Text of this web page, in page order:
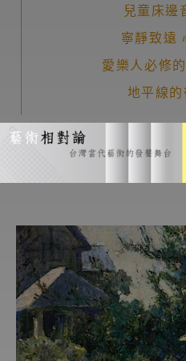
兒童床邊
寧靜致遠
愛樂人必修
地平線的
你，為什麼會
音樂家
義大利
經典名
愛樂
生命